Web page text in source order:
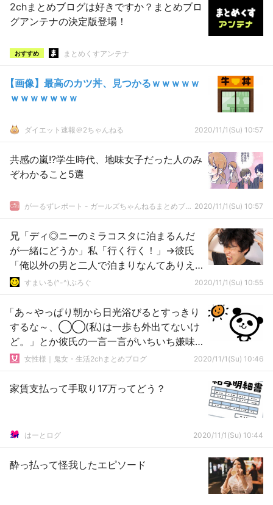
2chまとめブログは好きですか？まとめブロ
グアンテナの決定版登場！
おすすめ まとめくすアンテナ
【画像】最高のカツ丼、見つかるｗｗｗｗｗ
ｗｗｗｗｗｗｗ
ダイエット速報＠2ちゃんねる 2020/11/1(Su) 10:57
共感の嵐!?学生時代、地味女子だった人のみ
ぞわかること5選
がーるずレポート - ガールズちゃんねるまとめブログ 2020/11/1(Su) 10:57
兄「ディ◎ニーのミラコスタに泊まるんだ
が一緒にどうか」私「行く行く！」→彼氏
「俺以外の男と二人で泊まりなんてありえ
ない。行ったらウワキとみなす」
すまいる(^-^)ぶろぐ 2020/11/1(Su) 10:55
「あ～やっぱり朝から日光浴びるとすっきり
するな～、◯◯(私)は一歩も外出てないけ
ど。」とか彼氏の一言一言がいちいち嫌味
っぽくてイラつく…
女性様｜鬼女・生活2chまとめブログ 2020/11/1(Su) 10:46
家賃支払って手取り17万ってどう？
はーとログ 2020/11/1(Su) 10:44
酔っ払って怪我したエピソード